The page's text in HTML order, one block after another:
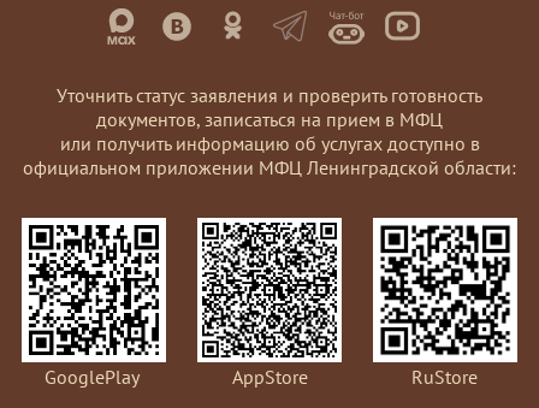
Уточнить статус заявления и проверить готовность
документов, записаться на прием в МФЦ
или получить информацию об услугах доступно в
официальном приложении МФЦ Ленинградской области:
GooglePlay AppStore
RuStore